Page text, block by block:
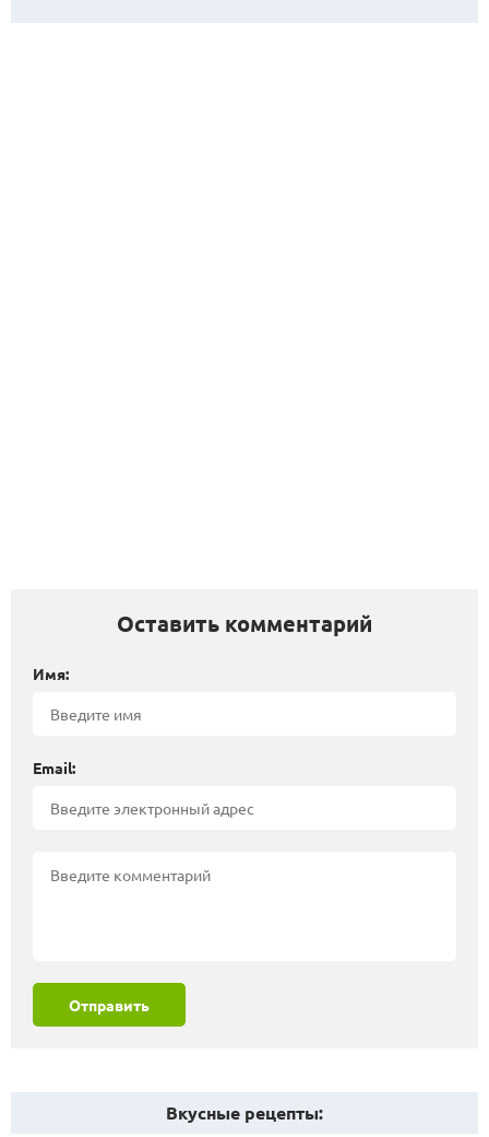
Оставить комментарий
Имя:
Email:
Отправить
Вкусные рецепты: